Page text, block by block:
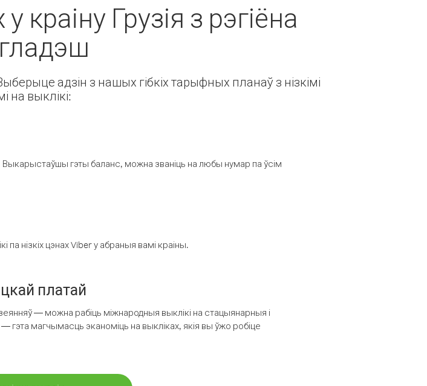
краіну Грузія з рэгіёна
адзін з нашых гібкіх тарыфных планаў з нізкімі
на выклікі:
гэты баланс, можна званіць на любы нумар па ўсім
нізкіх цэнах Viber у абраныя вамі краіны.
платай
— можна рабіць міжнародныя выклікі на стацыянарныя і
гэта магчымасць эканоміць на выкліках, якія вы ўжо робіце